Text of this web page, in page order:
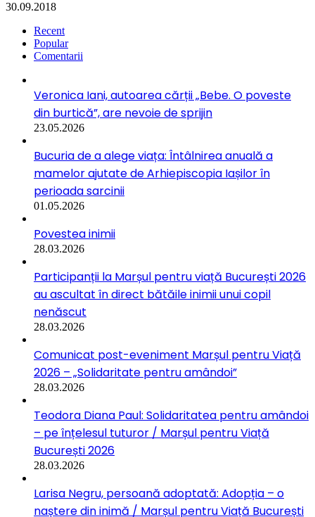
30.09.2018
Recent
Popular
Comentarii
Veronica Iani, autoarea cărții „Bebe. O poveste
din burtică”, are nevoie de sprijin
23.05.2026
Bucuria de a alege viața: Întâlnirea anuală a
mamelor ajutate de Arhiepiscopia Iașilor în
perioada sarcinii
01.05.2026
Povestea inimii
28.03.2026
Participanții la Marșul pentru viață București 2026
au ascultat în direct bătăile inimii unui copil
nenăscut
28.03.2026
Comunicat post-eveniment Marșul pentru Viață
2026 – „Solidaritate pentru amândoi”
28.03.2026
Teodora Diana Paul: Solidaritatea pentru amândoi
– pe înțelesul tuturor / Marșul pentru Viață
București 2026
28.03.2026
Larisa Negru, persoană adoptată: Adopția – o
naștere din inimă / Marșul pentru Viață București